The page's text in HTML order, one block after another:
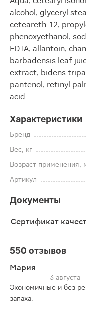
alcohol, glyceryl
ceteareth-12,
phenoxyethanol,
EDTA, allantoin,
barbadensis leaf
extract, bidens
pantenol, retinyl
acid
Характеристики
Бренд
Вес, кг
Возраст применения,
Артикул
Документы
Сертификат
550 отзывов
Мария
3 августа
Экономичные и без
запаха.